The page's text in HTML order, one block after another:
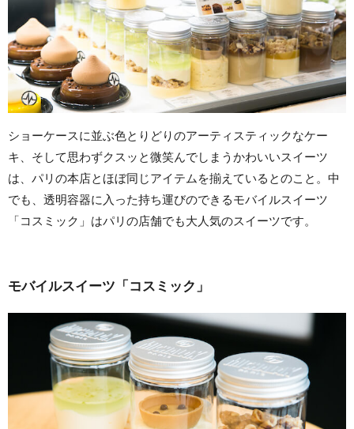
ショーケースに並ぶ色とりどりのアーティスティックなケー
キ、そして思わずクスッと微笑んでしまうかわいいスイーツ
は、パリの本店とほぼ同じアイテムを揃えているとのこと。中
でも、透明容器に入った持ち運びのできるモバイルスイーツ
「コスミック」はパリの店舗でも大人気のスイーツです。
モバイルスイーツ「コスミック」